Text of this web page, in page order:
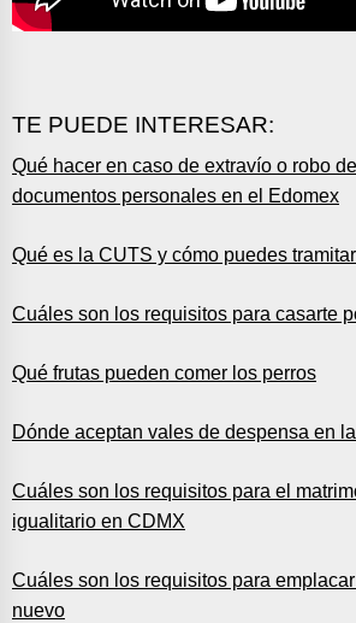
TE PUEDE INTERESAR:
Qué hacer en caso de extravío o robo de
documentos personales en el Edomex
Qué es la CUTS y cómo puedes
Cuáles son los requisitos para casarte
Qué frutas pueden comer los perros
Dónde aceptan vales de despensa en
Cuáles son los requisitos para el
igualitario en CDMX
Cuáles son los requisitos para
nuevo